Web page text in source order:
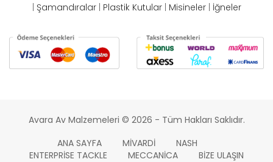
Şamandıralar| Plastik Kutular| Misineler| İğneler
Avara Av Malzemeleri © 2026 - Tüm Hakları Saklıdır.
ANA SAYFA
MIVARDI
NASH
ENTERPRISE TACKLE
MECCANICA BIZE ULAŞIN